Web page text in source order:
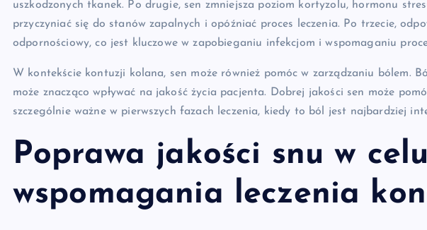
uszkodzonych tkanek. Po drugie, sen zmniejsza poziom kortyzolu, hormonu
przyczyniać się do stanów zapalnych i opóźniać proces leczenia. Po trzecie,
odpornościowy, co jest kluczowe w zapobieganiu infekcjom i wspomaganiu
W kontekście kontuzji kolana, sen może również pomóc w zarządzaniu bólem.
może znacząco wpływać na jakość życia pacjenta. Dobrej jakości sen może
szczególnie ważne w pierwszych fazach leczenia, kiedy to ból jest najbardziej
Poprawa jakości snu w celu
wspomagania leczenia